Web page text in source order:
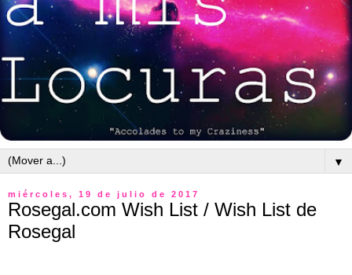
▼
miércoles, 19 de julio de 2017
Rosegal.com Wish List / Wish List de
Rosegal